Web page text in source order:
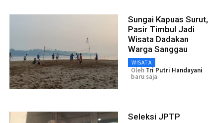
Sungai Kapuas Surut,
Pasir Timbul Jadi
Wisata Dadakan
Warga Sanggau
WISATA
Oleh Tri Putri Handayani
baru saja
Seleksi JPTP